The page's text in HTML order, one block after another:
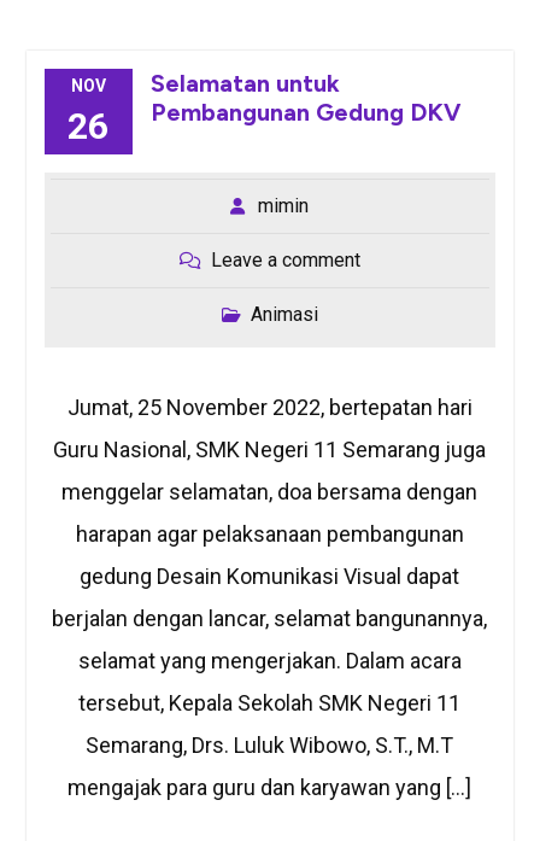
NOV
26
Selamatan untuk
Pembangunan Gedung DKV
mimin
Leave a comment
Animasi
Jumat, 25 November 2022, bertepatan hari
Guru Nasional, SMK Negeri 11 Semarang juga
menggelar selamatan, doa bersama dengan
harapan agar pelaksanaan pembangunan
gedung Desain Komunikasi Visual dapat
berjalan dengan lancar, selamat bangunannya,
selamat yang mengerjakan. Dalam acara
tersebut, Kepala Sekolah SMK Negeri 11
Semarang, Drs. Luluk Wibowo, S.T., M.T
mengajak para guru dan karyawan yang […]